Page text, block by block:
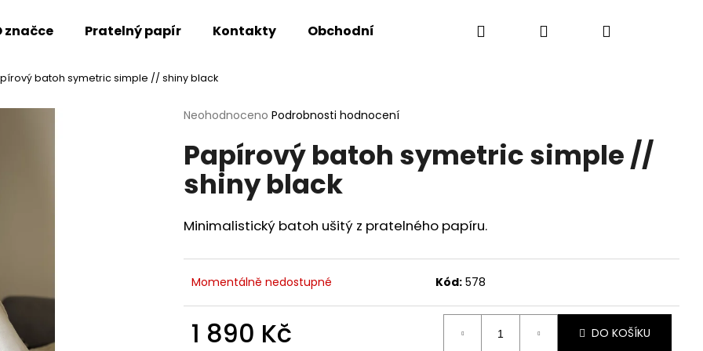
značce Pratelný papír Kontakty Obchodní podmínky Hledat PřihlášeníNákupní
batoh symetric simple // shiny black
Průměrné
produktu
je
z
hvězdiček.
Neohodnoceno Podrobnosti hodnocení
Papírový batoh symetric simple //
shiny black
Minimalistický batoh ušitý z pratelného papíru.
Momentálně nedostupné Kód: 578
1 890 Kč DO KOŠÍKU
Co potřebujete najít?
HLEDAT
Následující